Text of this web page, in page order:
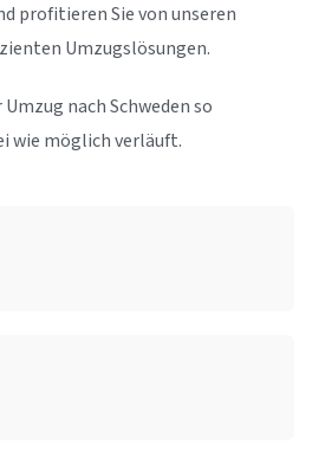
profitieren Sie von unseren
Umzugslösungen.
nach Schweden so
wie möglich verläuft.